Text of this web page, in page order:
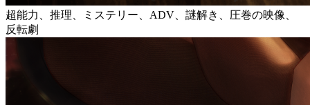
超能力、推理、ミステリー、ADV、謎解き、圧巻の映像、
反転劇